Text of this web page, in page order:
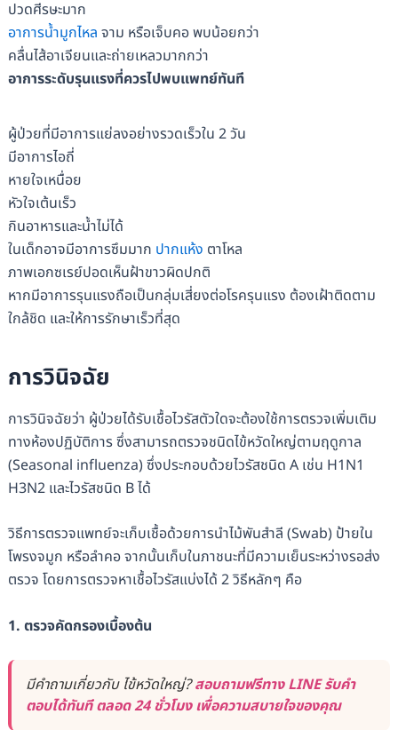
ปวดศีรษะมาก
อาการน้ำมูกไหล จาม หรือเจ็บคอ พบน้อยกว่า
คลื่นไส้อาเจียนและถ่ายเหลวมากกว่า
อาการระดับรุนแรงที่ควรไปพบแพทย์ทันที
ผู้ป่วยที่มีอาการแย่ลงอย่างรวดเร็วใน 2 วัน
มีอาการไอถี่
หายใจเหนื่อย
หัวใจเต้นเร็ว
กินอาหารและน้ำไม่ได้
ในเด็กอาจมีอาการซึมมาก ปากแห้ง ตาโหล
ภาพเอกซเรย์ปอดเห็นฝ้าขาวผิดปกติ
หากมีอาการรุนแรงถือเป็นกลุ่มเสี่ยงต่อโรครุนแรง ต้องเฝ้าติดตาม
ใกล้ชิด และให้การรักษาเร็วที่สุด
การวินิจฉัย
การวินิจฉัยว่า ผู้ป่วยได้รับเชื้อไวรัสตัวใดจะต้องใช้การตรวจเพิ่มเติม
ทางห้องปฏิบัติการ ซึ่งสามารถตรวจชนิดไข้หวัดใหญ่ตามฤดูกาล
(Seasonal influenza) ซึ่งประกอบด้วยไวรัสชนิด A เช่น H1N1
H3N2 และไวรัสชนิด B ได้
วิธีการตรวจแพทย์จะเก็บเชื้อด้วยการนำไม้พันสำลี (Swab) ป้ายใน
โพรงจมูก หรือลำคอ จากนั้นเก็บในภาชนะที่มีความเย็นระหว่างรอส่ง
ตรวจ โดยการตรวจหาเชื้อไวรัสแบ่งได้ 2 วิธีหลักๆ คือ
1. ตรวจคัดกรองเบื้องต้น
มีคำถามเกี่ยวกับ ไข้หวัดใหญ่?สอบถามฟรีทาง LINE รับคำ
ตอบได้ทันที ตลอด 24 ชั่วโมง เพื่อความสบายใจของคุณ